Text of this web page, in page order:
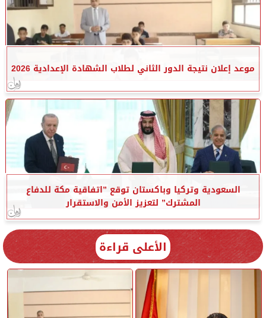
موعد إعلان نتيجة الدور الثاني لطلاب الشهادة الإعدادية 2026
السعودية وتركيا وباكستان توقع ”اتفاقية مكة للدفاع
المشترك” لتعزيز الأمن والاستقرار
الأعلى قراءة